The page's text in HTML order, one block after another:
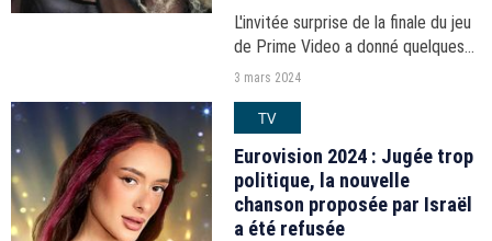
L'invitée surprise de la finale du jeu
de Prime Video a donné quelques
détails sur son apparition très
3 mars 2024
TV
Eurovision 2024 : Jugée trop
politique, la nouvelle
chanson proposée par Israël
a été refusée